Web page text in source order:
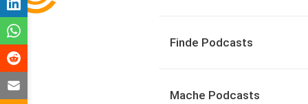
Finde Podcasts
Mache Podcasts